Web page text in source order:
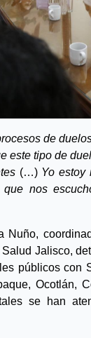
de
este tipo de
(…) Yo estoy
nos
Nuño,
Jalisco,
públicos con
Ocotlán,
se han